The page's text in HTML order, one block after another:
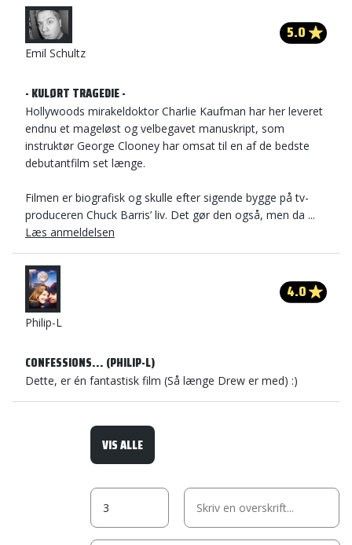
Emil Schultz
5.0
- KULØRT TRAGEDIE -
Hollywoods mirakeldoktor Charlie Kaufman har her leveret
endnu et mageløst og velbegavet manuskript, som
instruktør George Clooney har omsat til en af de bedste
debutantfilm set længe.
Filmen er biografisk og skulle efter sigende bygge på tv-
produceren Chuck Barris’ liv. Det gør den også, men da ...
Læs anmeldelsen
Philip-L
4.0
CONFESSIONS... (PHILIP-L)
Dette, er én fantastisk film (Så længe Drew er med) :)
VIS ALLE